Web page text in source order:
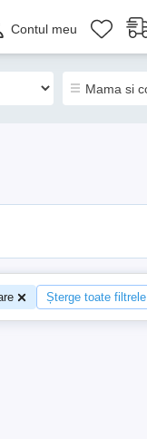
Contul meu
Șterge toate filtrele